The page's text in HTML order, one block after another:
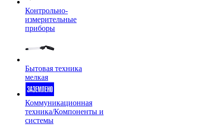
Контрольно-
измерительные
приборы
Бытовая техника
мелкая
Коммуникационная
техника/Компоненты и
системы